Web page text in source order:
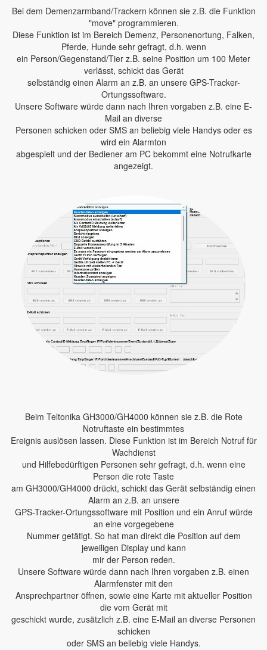
Bei dem Demenzarmband/Trackern können sie z.B. die Funktion
"move" programmieren.
Diese Funktion ist im Bereich Demenz, Personenortung, Falken,
Pferde, Hunde sehr gefragt, d.h. wenn
ein Person/Gegenstand/Tier z.B. seine Position um 100 Meter
verlässt, schickt das Gerät
selbständig einen Alarm an z.B. an unsere GPS-Tracker-
Ortungssoftware.
Unsere Software würde dann nach Ihren vorgaben z.B. eine E-
Mail an diverse
Personen schicken oder SMS an beliebig viele Handys oder es
wird ein Alarmton
abgespielt und der Bediener am PC bekommt eine Notrufkarte
angezeigt.
Beim Teltonika GH3000/GH4000 können sie z.B. die Rote
Notruftaste ein bestimmtes
Ereignis auslösen lassen. Diese Funktion ist im Bereich Notruf für
Wachdienst
und Hilfebedürftigen Personen sehr gefragt, d.h. wenn eine
Person die rote Taste
am GH3000/GH4000 drückt, schickt das Gerät selbständig einen
Alarm an z.B. an unsere
GPS-Tracker-Ortungssoftware mit Position und ein Anruf würde
an eine vorgegebene
Nummer getätigt. So hat man direkt die Position auf dem
jeweiligen Display und kann
mir der Person reden.
Unsere Software würde dann nach Ihren vorgaben z.B. einen
Alarmfenster mit den
Ansprechpartner öffnen, sowie eine Karte mit aktueller Position
die vom Gerät mit
geschickt wurde, zusätzlich z.B. eine E-Mail an diverse Personen
schicken
oder SMS an beliebig viele Handys.